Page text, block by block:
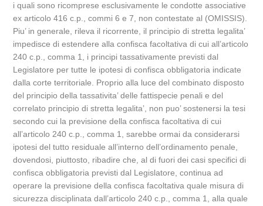
i quali sono ricomprese esclusivamente le condotte associative
ex articolo 416 c.p., commi 6 e 7, non contestate al (OMISSIS).
Piu’ in generale, rileva il ricorrente, il principio di stretta legalita’
impedisce di estendere alla confisca facoltativa di cui all’articolo
240 c.p., comma 1, i principi tassativamente previsti dal
Legislatore per tutte le ipotesi di confisca obbligatoria indicate
dalla corte territoriale. Proprio alla luce del combinato disposto
del principio della tassativita’ delle fattispecie penali e del
correlato principio di stretta legalita’, non puo’ sostenersi la tesi
secondo cui la previsione della confisca facoltativa di cui
all’articolo 240 c.p., comma 1, sarebbe ormai da considerarsi
ipotesi del tutto residuale all’interno dell’ordinamento penale,
dovendosi, piuttosto, ribadire che, al di fuori dei casi specifici di
confisca obbligatoria previsti dal Legislatore, continua ad
operare la previsione della confisca facoltativa quale misura di
sicurezza disciplinata dall’articolo 240 c.p., comma 1, alla quale